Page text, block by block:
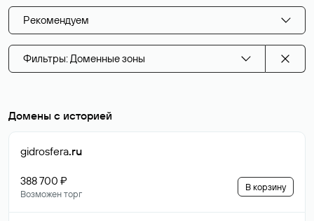
Рекомендуем
Фильтры: Доменные зоны
Домены с историей
gidrosfera.ru
388 700 ₽
Возможен торг
В корзину